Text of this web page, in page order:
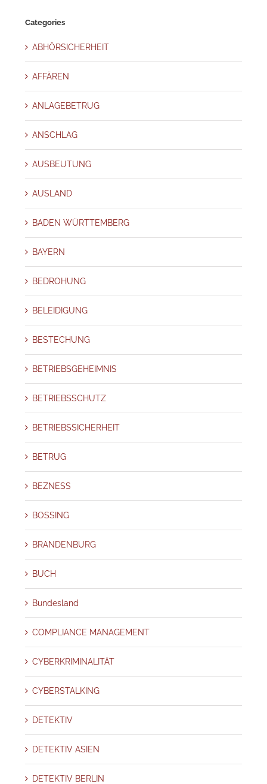
Categories
ABHÖRSICHERHEIT
AFFÄREN
ANLAGEBETRUG
ANSCHLAG
AUSBEUTUNG
AUSLAND
BADEN WÜRTTEMBERG
BAYERN
BEDROHUNG
BELEIDIGUNG
BESTECHUNG
BETRIEBSGEHEIMNIS
BETRIEBSSCHUTZ
BETRIEBSSICHERHEIT
BETRUG
BEZNESS
BOSSING
BRANDENBURG
BUCH
Bundesland
COMPLIANCE MANAGEMENT
CYBERKRIMINALITÄT
CYBERSTALKING
DETEKTIV
DETEKTIV ASIEN
DETEKTIV BERLIN